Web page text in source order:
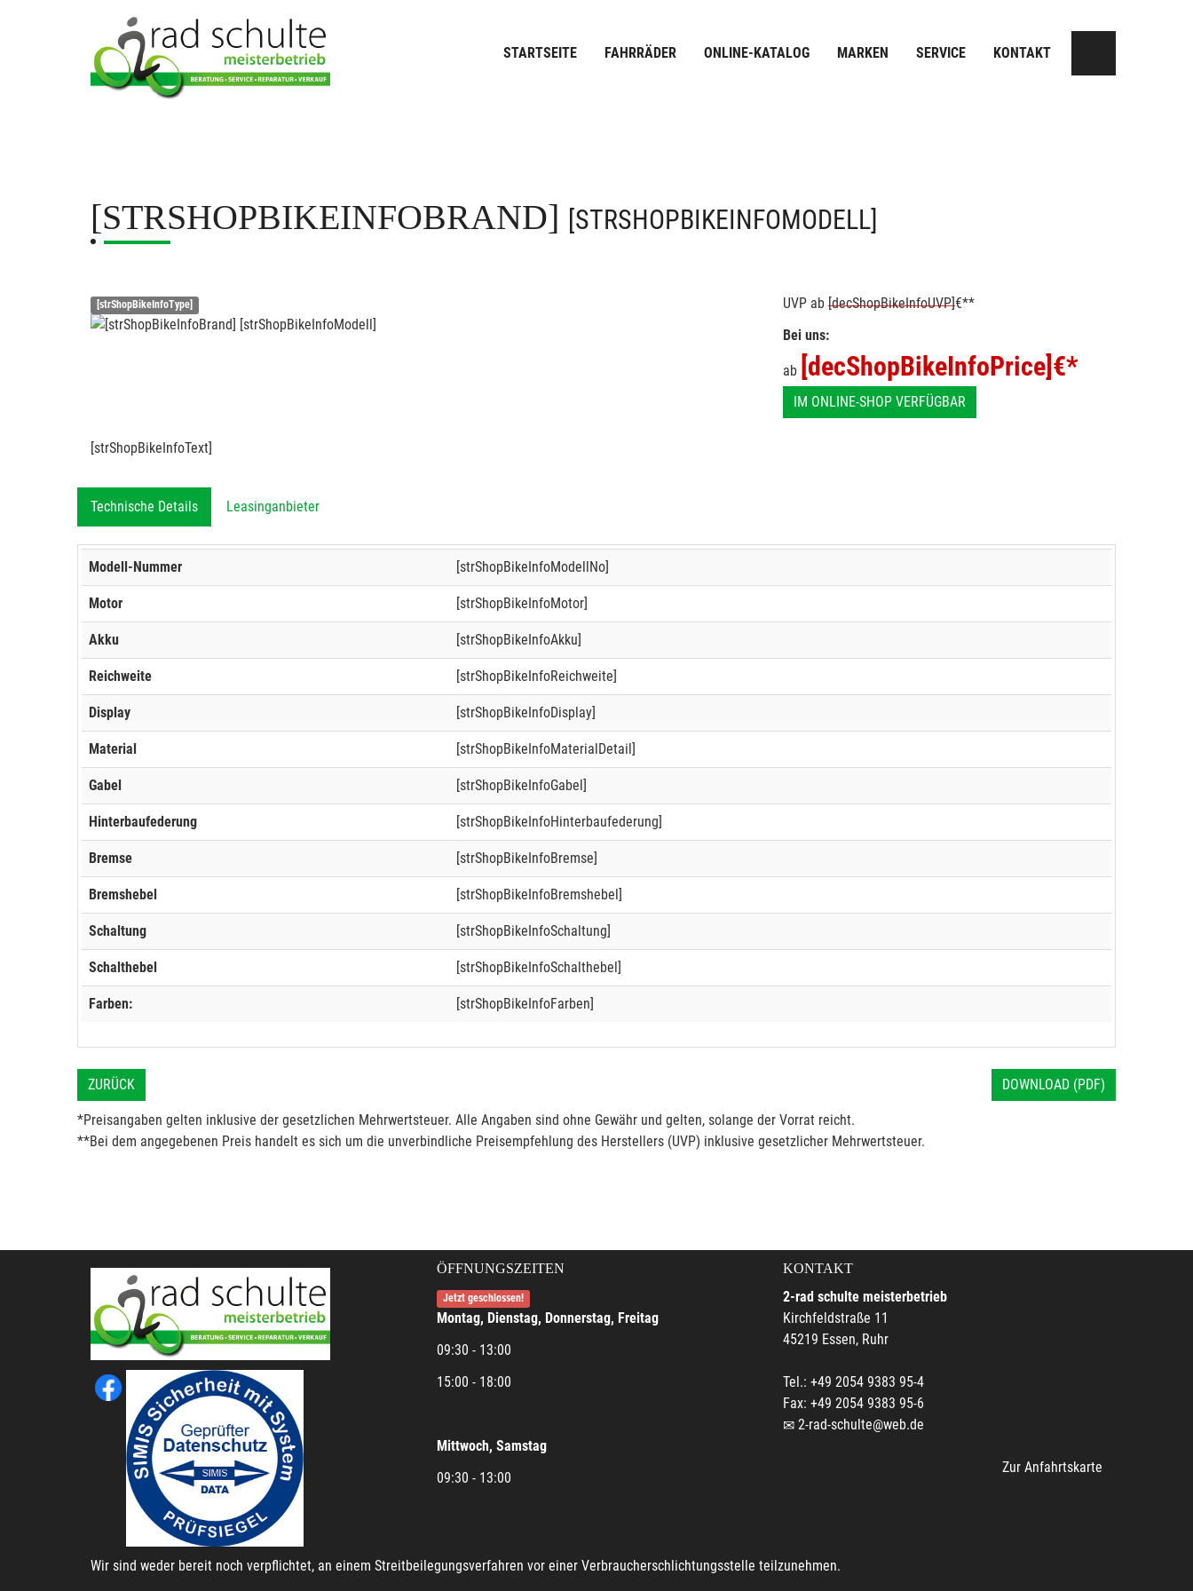
STARTSEITE FAHRRÄDER ONLINE-KATALOG MARKEN SERVICE KONTAKT
[STRSHOPBIKEINFOBRAND] [STRSHOPBIKEINFOMODELL]
[strShopBikeInfoType] UVP ab [decShopBikeInfoUVP]€**
Bei uns:
ab [decShopBikeInfoPrice] €*
IM ONLINE-SHOP VERFÜGBAR
[strShopBikeInfoText]
Technische Details Leasinganbieter
Modell-Nummer [strShopBikeInfoModellNo]
Motor [strShopBikeInfoMotor]
Akku [strShopBikeInfoAkku]
Reichweite [strShopBikeInfoReichweite]
Display [strShopBikeInfoDisplay]
Material [strShopBikeInfoMaterialDetail]
Gabel [strShopBikeInfoGabel]
Hinterbaufederung [strShopBikeInfoHinterbaufederung]
Bremse [strShopBikeInfoBremse]
Bremshebel [strShopBikeInfoBremshebel]
Schaltung [strShopBikeInfoSchaltung]
Schalthebel [strShopBikeInfoSchalthebel]
Farben: [strShopBikeInfoFarben]
ZURÜCK DOWNLOAD (PDF)
*Preisangaben gelten inklusive der gesetzlichen Mehrwertsteuer. Alle Angaben sind ohne Gewähr und gelten, solange der Vorrat reicht.
**Bei dem angegebenen Preis handelt es sich um die unverbindliche Preisempfehlung des Herstellers (UVP) inklusive gesetzlicher Mehrwertsteuer.
ÖFFNUNGSZEITEN
Jetzt geschlossen!
Montag, Dienstag, Donnerstag, Freitag
09:30 - 13:00
15:00 - 18:00
Mittwoch, Samstag
09:30 - 13:00
KONTAKT
2-rad schulte meisterbetrieb
Kirchfeldstraße 11
45219 Essen, Ruhr
Tel.: +49 2054 9383 95-4
Fax: +49 2054 9383 95-6
2-rad-schulte@web.de
Zur Anfahrtskarte
Wir sind weder bereit noch verpflichtet, an einem Streitbeilegungsverfahren vor einer Verbraucherschlichtungsstelle teilzunehmen.